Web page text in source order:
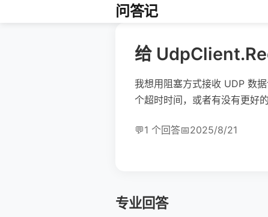
问答记
给
我想用阻塞方式接收 UDP 数
个超时时间，或者有没有更好
💬1 个回答📅2025/8/21
专业回答